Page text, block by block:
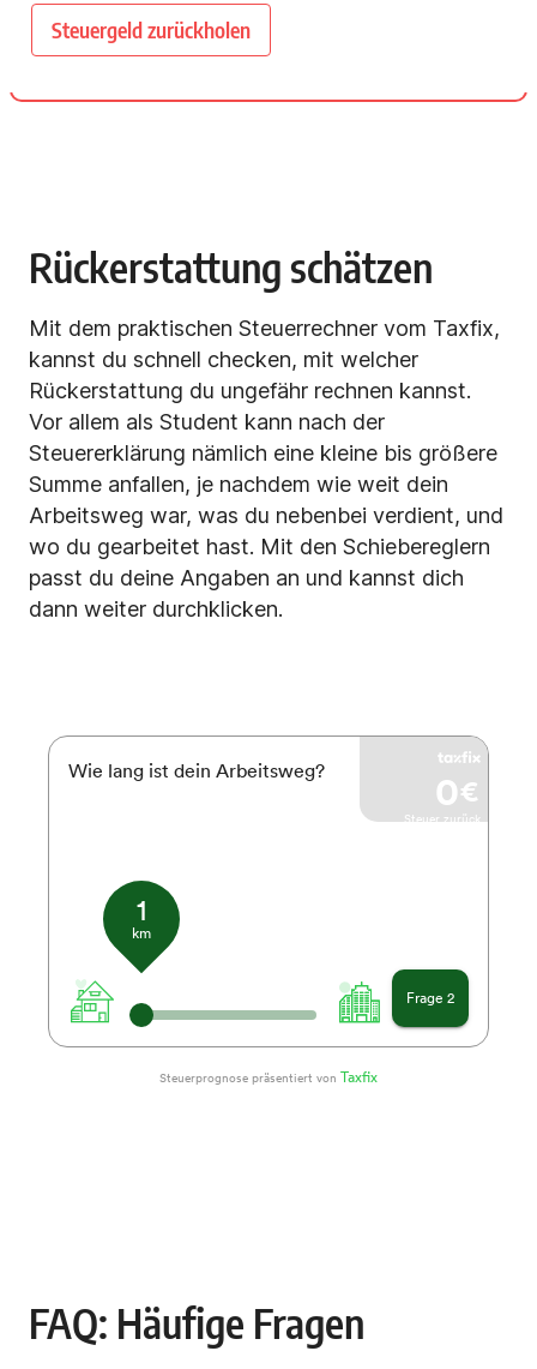
Steuergeld zurückholen
Rückerstattung schätzen
Mit dem praktischen Steuerrechner vom Taxfix,
kannst du schnell checken, mit welcher
Rückerstattung du ungefähr rechnen kannst.
Vor allem als Student kann nach der
Steuererklärung nämlich eine kleine bis größere
Summe anfallen, je nachdem wie weit dein
Arbeitsweg war, was du nebenbei verdient, und
wo du gearbeitet hast. Mit den Schiebereglern
passt du deine Angaben an und kannst dich
dann weiter durchklicken.
FAQ: Häufige Fragen